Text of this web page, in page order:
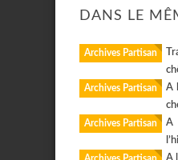
DANS LE
Archives Partisan
Archives Partisan
A
Archives Partisan
A